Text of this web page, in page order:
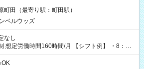
町田（最寄り駅：町田駅）
ベルウッズ
なし
時間160時間/月 【シフト例】 ・8：00
OK